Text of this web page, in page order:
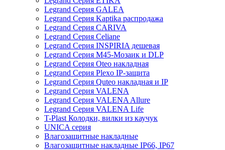
Legrand Серия GALEA
Legrand Серия Kaptika распродажа
Legrand Серия CARIVA
Legrand Серия Celiane
Legrand Серия INSPIRIA дешевая
Legrand Серия M45-Мозаик и DLP
Legrand Серия Oteo накладная
Legrand Серия Plexo IP-защита
Legrand Серия Quteo накладная и IP
Legrand Серия VALENA
Legrand Серия VALENA Allure
Legrand Серия VALENA Life
T-Plast Колодки, вилки из каучук
UNICA серия
Влагозащитные накладные
Влагозащитные накладные IP66, IP67